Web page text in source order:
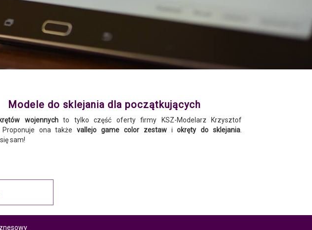
Modele do sklejania dla początkujących
wojennychto tylko część oferty firmy KSZ-Modelarz Krzysztof
Proponuje ona takżevallejo game color zestawiokręty do sklejania
sam!